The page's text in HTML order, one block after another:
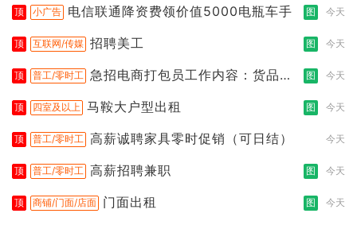
顶 小广告 电信联通降资费领价值5000电瓶车手 图 今天
顶 互联网/传媒 招聘美工 图 今天
顶 普工/零时工 急招电商打包员工作内容：货品分
图 今天
顶 四室及以上 马鞍大户型出租 图 今天
顶 普工/零时工 高薪诚聘家具零时促销（可日结） 今天
顶 普工/零时工 高薪招聘兼职 图 今天
顶 商铺/门面/店面 门面出租 图 今天